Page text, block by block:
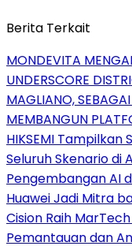
Berita Terkait
MONDEVITA
UNDERSCORE
MAGLIANO,
MEMBANGUN
HIKSEMI
Seluruh Skenario di
Pengembangan AI
Huawei Jadi Mitra
Cision Raih
Pemantauan dan